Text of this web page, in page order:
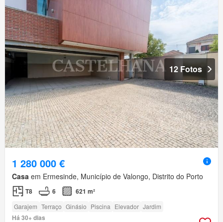
12 Fotos
1 280 000 €
Casa em Ermesinde, Município de Valongo, Distrito do Porto
T8 6 621 m²
Garajem Terraço Ginásio Piscina Elevador Jardim
Há 30+ dias